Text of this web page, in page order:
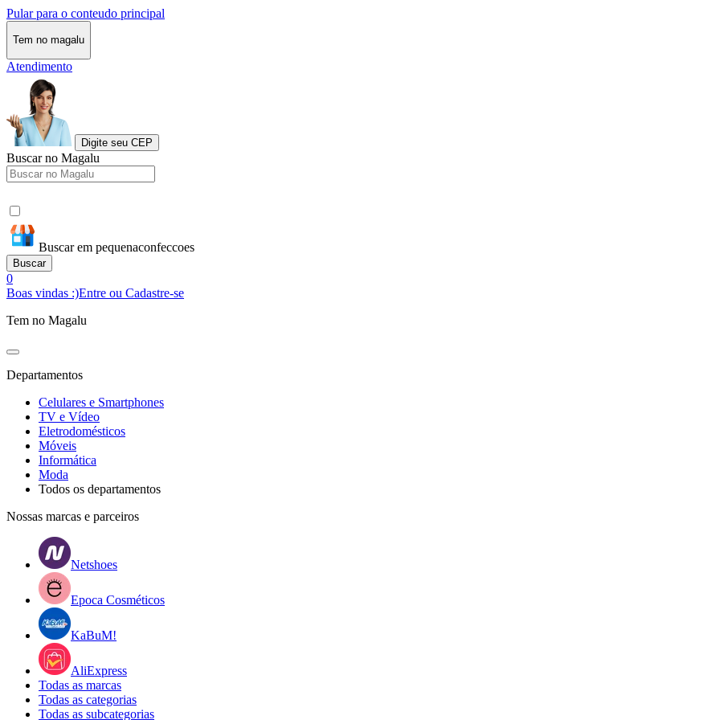
Pular para o conteudo principal
Tem no magalu
Atendimento
Digite seu CEP
Buscar no Magalu
Buscar em pequenaconfeccoes
Buscar
0
Boas vindas :)Entre ou Cadastre-se
Tem no Magalu
Departamentos
Celulares e Smartphones
TV e Vídeo
Eletrodomésticos
Móveis
Informática
Moda
Todos os departamentos
Nossas marcas e parceiros
Netshoes
Epoca Cosméticos
KaBuM!
AliExpress
Todas as marcas
Todas as categorias
Todas as subcategorias